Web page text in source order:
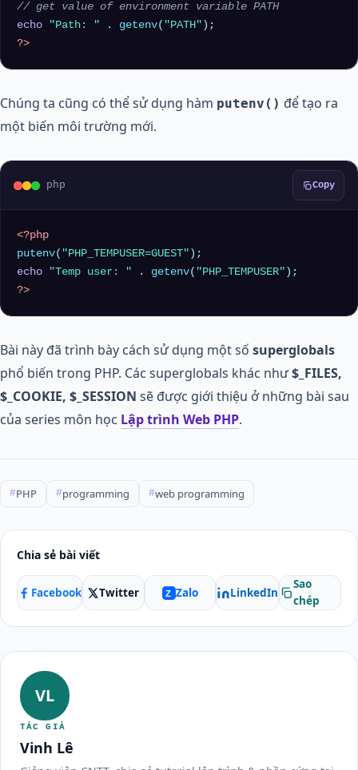
// get value of environment variable PATH
echo
"Path: " . getenv( "PATH"
?>
Chúng ta cũng có thể sử dụng hàm putenv() để tạo ra
một biến môi trường mới.
php Copy
<?php
putenv( "PHP_TEMPUSER=GUEST"
echo
"Temp user: " . getenv( "PHP_TEMPUSER"
?>
Bài này đã trình bày cách sử dụng một số superglobals
phổ biến trong PHP. Các superglobals khác như$_FILES,
$_COOKIE, $_SESSION sẽ được giới thiệu ở những bài sau
của series môn học Lập trình Web PHP.
#PHP #programming #web programming
Chia sẻ bài viết
Facebook Twitter Z Zalo LinkedIn
Sao
chép
VL
TÁC GIẢ
Vinh Lê